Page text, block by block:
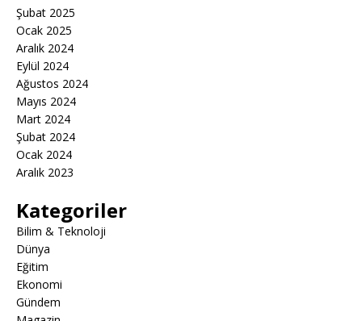
Şubat 2025
Ocak 2025
Aralık 2024
Eylül 2024
Ağustos 2024
Mayıs 2024
Mart 2024
Şubat 2024
Ocak 2024
Aralık 2023
Kategoriler
Bilim & Teknoloji
Dünya
Eğitim
Ekonomi
Gündem